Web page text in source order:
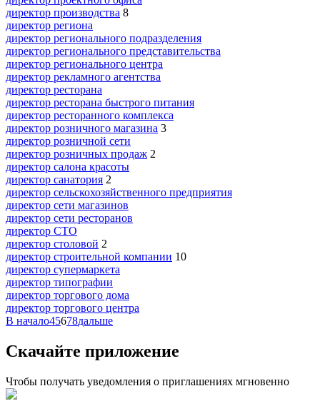
директор производства 8
директор региона
директор регионального подразделения
директор регионального представительства
директор регионального центра
директор рекламного агентства
директор ресторана
директор ресторана быстрого питания
директор ресторанного комплекса
директор розничного магазина 3
директор розничной сети
директор розничных продаж 2
директор салона красоты
директор санатория 2
директор сельскохозяйственного предприятия
директор сети магазинов
директор сети ресторанов
директор СТО
директор столовой 2
директор строительной компании 10
директор супермаркета
директор типографии
директор торгового дома
директор торгового центра
В начало45678дальше
Скачайте приложение
Чтобы получать уведомления о приглашениях мгновенно